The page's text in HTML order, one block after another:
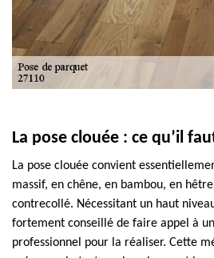
La pose clouée : ce qu’il
La pose clouée convient
massif, en chêne, en bambou, en
contrecollé. Nécessitant un haut
fortement conseillé de faire appel à
professionnel pour la réaliser. Cette